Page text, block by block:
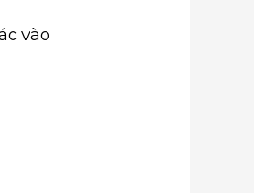
vào